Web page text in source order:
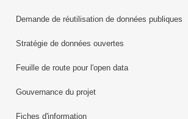
Demande de réutilisation de données publiques
Stratégie de données ouvertes
Feuille de route pour l'open data
Gouvernance du projet
Fiches d'information